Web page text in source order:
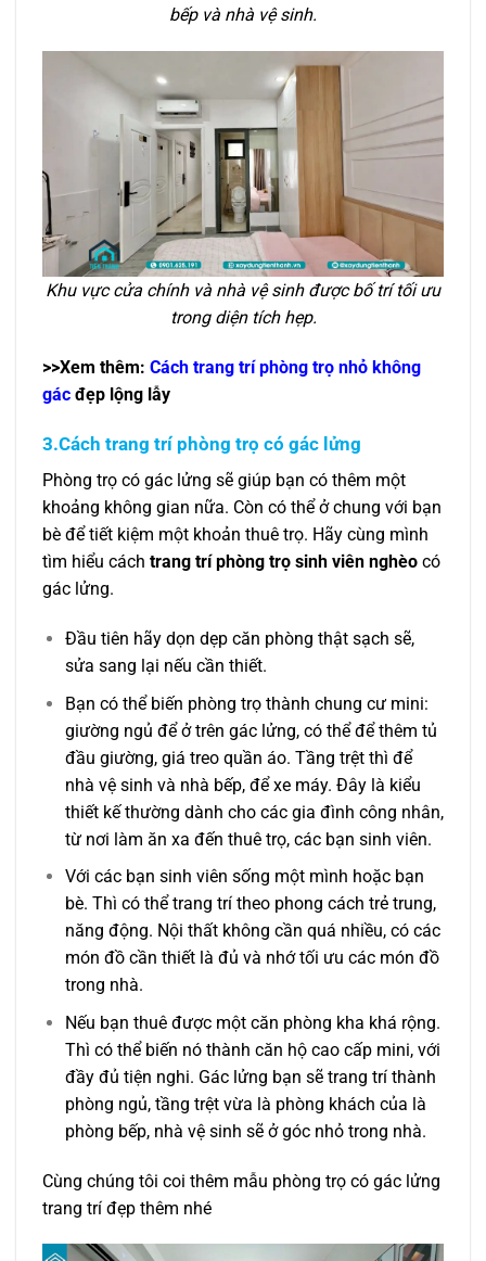
bếp và nhà vệ sinh.
Khu vực cửa chính và nhà vệ sinh được bố trí tối ưu
trong diện tích hẹp.
>>Xem thêm: Cách trang trí phòng trọ nhỏ không
gác đẹp lộng lẫy
3.Cách trang trí phòng trọ có gác lửng
Phòng trọ có gác lửng sẽ giúp bạn có thêm một
khoảng không gian nữa. Còn có thể ở chung với bạn
bè để tiết kiệm một khoản thuê trọ. Hãy cùng mình
tìm hiểu cách trang trí phòng trọ sinh viên nghèo có
gác lửng.
Đầu tiên hãy dọn dẹp căn phòng thật sạch sẽ,
sửa sang lại nếu cần thiết.
Bạn có thể biến phòng trọ thành chung cư mini:
giường ngủ để ở trên gác lửng, có thể để thêm tủ
đầu giường, giá treo quần áo. Tầng trệt thì để
nhà vệ sinh và nhà bếp, để xe máy. Đây là kiểu
thiết kế thường dành cho các gia đình công nhân,
từ nơi làm ăn xa đến thuê trọ, các bạn sinh viên.
Với các bạn sinh viên sống một mình hoặc bạn
bè. Thì có thể trang trí theo phong cách trẻ trung,
năng động. Nội thất không cần quá nhiều, có các
món đồ cần thiết là đủ và nhớ tối ưu các món đồ
trong nhà.
Nếu bạn thuê được một căn phòng kha khá rộng.
Thì có thể biến nó thành căn hộ cao cấp mini, với
đầy đủ tiện nghi. Gác lửng bạn sẽ trang trí thành
phòng ngủ, tầng trệt vừa là phòng khách của là
phòng bếp, nhà vệ sinh sẽ ở góc nhỏ trong nhà.
Cùng chúng tôi coi thêm mẫu phòng trọ có gác lửng
trang trí đẹp thêm nhé